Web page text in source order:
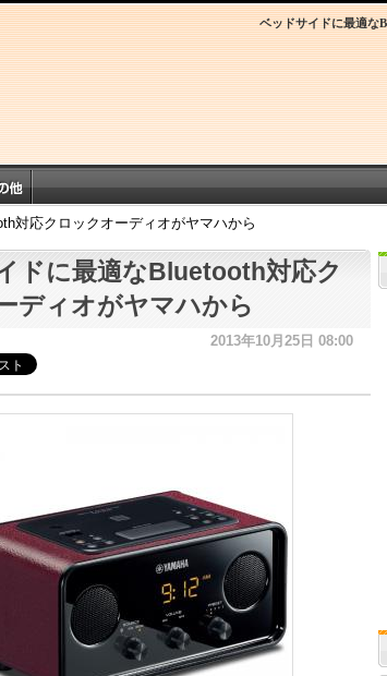
ベッドサイドに最適な
対応クロックオーディオがヤマハから
ドに最適なBluetooth対応ク
ディオがヤマハから
2013年10月25日 08:00